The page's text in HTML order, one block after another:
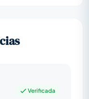
Verificada